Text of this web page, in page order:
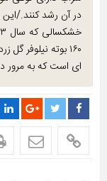
در آن رشد کنند./
۱۶۰ بوته نیلوفر
ای است که به مرور